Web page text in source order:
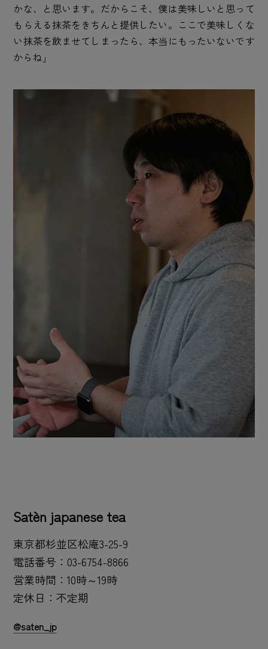
かな、と思います。だからこそ、僕は美味しいと思って
もらえる抹茶をきちんと提供したい。ここで美味しくな
い抹茶を飲ませてしまったら、本当にもったいないです
からね」
Satèn japanese tea
東京都杉並区松庵3-25-9
電話番号：03-6754-8866
営業時間：10時～19時
定休日：不定期
@saten_jp